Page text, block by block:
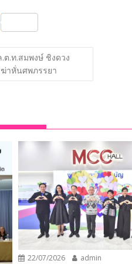
e
S
.ท.สมพงษ์ ชิงดวง
าหั่นศพภรรยา
22/07/2026 admin